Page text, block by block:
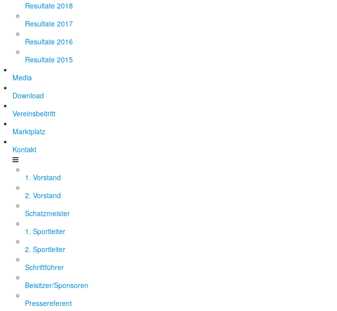
Resultate 2018
Resultate 2017
Resultate 2016
Resultate 2015
Media
Download
Vereinsbeitritt
Marktplatz
Kontakt
1. Vorstand
2. Vorstand
Schatzmeister
1. Sportleiter
2. Sportleiter
Schriftführer
Beisitzer/Sponsoren
Pressereferent